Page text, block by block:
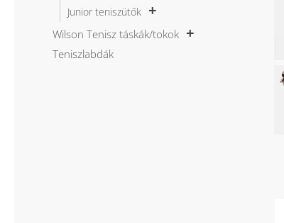
Junior teniszütők
Wilson Tenisz táskák/tokok
Teniszlabdák